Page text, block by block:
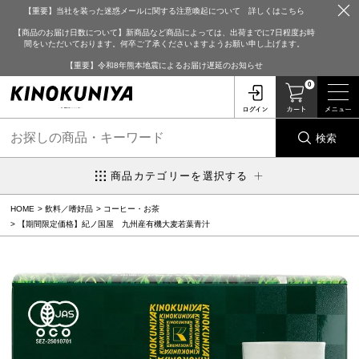
【重要】当社を装った迷惑メールに関する注意喚起について 詳しくはこちら
【商品のお届け日数について】新商品など商品によっては、出荷までに7日程度お時
間をいただいております。何卒ご了承くださいますようお願い申し上げます。
【重要】令和8年熊本地震によるお届け遅延のお知らせ
0
検索
商品カテゴリーを選択する
HOME 飲料／嗜好品
コーヒー・お茶
【期間限定価格】紀ノ国屋 九州産有機大麦若葉青汁